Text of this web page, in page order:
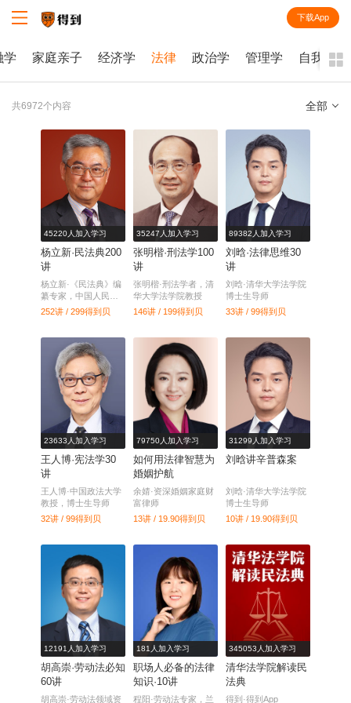
下载App
学 家庭亲子 经济学 法律 政治学 管理学 自我提升
共6972个内容 全部
全部
课程
每天听本书
电子书
45220人加入学习
杨立新·民法典200
讲
杨立新·《民法典》编
纂专家，中国人民大
学教授
252讲 / 299得到贝
35247人加入学习
张明楷·刑法学100
讲
张明楷·刑法学者，清
华大学法学院教授
146讲 / 199得到贝
89382人加入学习
刘晗·法律思维30
讲
刘晗·清华大学法学院
博士生导师
33讲 / 99得到贝
23633人加入学习
王人博·宪法学30
讲
王人博·中国政法大学
教授，博士生导师
32讲 / 99得到贝
79750人加入学习
如何用法律智慧为
婚姻护航
余婧·资深婚姻家庭财
富律师
13讲 / 19.90得到贝
31299人加入学习
刘晗讲辛普森案
刘晗·清华大学法学院
博士生导师
10讲 / 19.90得到贝
12191人加入学习
胡高崇·劳动法必知
60讲
胡高崇·劳动法领域资
181人加入学习
职场人必备的法律
知识·10讲
程阳·劳动法专家，兰
345053人加入学习
清华法学院解读民
法典
得到·得到App